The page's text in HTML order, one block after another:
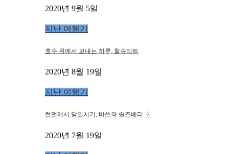
2020년 9월 5일
지난 여행기
호수 위에서 보내는 하루, 할슈타트
2020년 8월 19일
지난 여행기
런던에서 당일치기, 바쓰와 솔즈베리 -2-
2020년 7월 19일